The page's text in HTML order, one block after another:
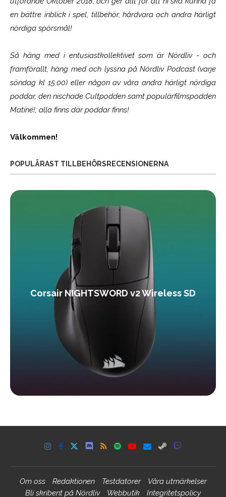
en bättre inblick i spel, tillbehör, hårdvara och andra härligt
nördiga spörsmål!
Så häng med i entusiastkollektivet som ärNördliv- och
framförallt, häng med och lyssna på Nördliv Podcast (varje
söndag kl 15.00) eller någon av våra andra härligt nördiga
poddar, den nischade Cultpodden samt populärfilmspodden
Matiné!; alla finns där poddar finns!
Välkommen!
POPULÄRAST TILLBEHÖRSRECENSIONERNA
Corsair NIGHTSWORD v2 Wireless SD
Om oss Redaktionen Testdatorer
Våra utmärkelser
Bli skribent på Nördliv
Webbutik Integritetspolicy